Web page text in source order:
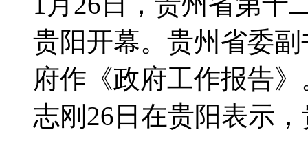
贵阳开幕。贵州省委
府作《政府工作报告
志刚26日在贵阳表示